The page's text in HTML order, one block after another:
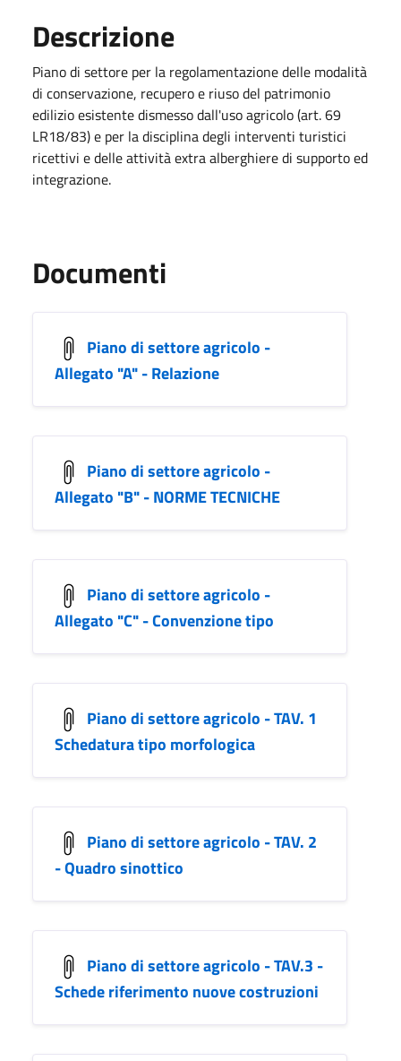
Descrizione
Piano di settore per la regolamentazione delle modalità
di conservazione, recupero e riuso del patrimonio
edilizio esistente dismesso dall'uso agricolo (art. 69
LR18/83) e per la disciplina degli interventi turistici
ricettivi e delle attività extra alberghiere di supporto ed
integrazione.
Documenti
Piano di settore agricolo -
Allegato "A" - Relazione
Piano di settore agricolo -
Allegato "B" - NORME TECNICHE
Piano di settore agricolo -
Allegato "C" - Convenzione tipo
Piano di settore agricolo - TAV. 1
Schedatura tipo morfologica
Piano di settore agricolo - TAV. 2
- Quadro sinottico
Piano di settore agricolo - TAV.3 -
Schede riferimento nuove costruzioni